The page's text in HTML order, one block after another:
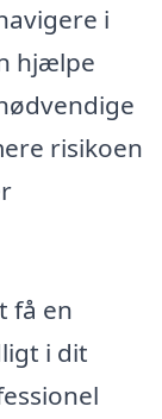
i
hjælpe
risikoen
få en
i dit